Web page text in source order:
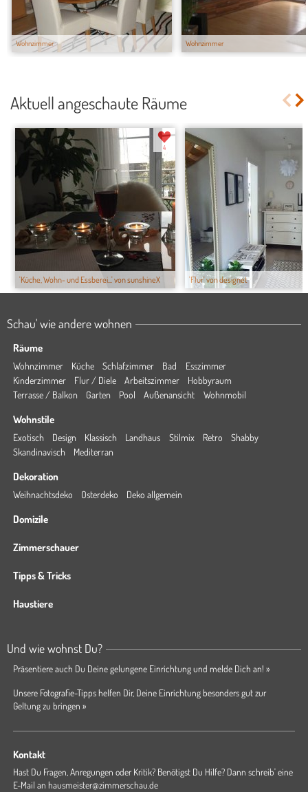
Wohnzimmer Wohnzimmer
Aktuell angeschaute Räume
'Küche, Wohn- und Essberei...' von sunshineX
4
'Flur' von designet
Schau' wie andere wohnen
Räume
Wohnzimmer Küche Schlafzimmer Bad
Esszimmer
Kinderzimmer
Flur / Diele Arbeitszimmer
Hobbyraum
Terrasse / Balkon
Garten Pool Außenansicht Wohnmobil
Wohnstile
Exotisch Design Klassisch Landhaus Stilmix Retro
Shabby
Skandinavisch
Mediterran
Dekoration
Weihnachtsdeko Osterdeko Deko allgemein
Domizile
Zimmerschauer
Tipps & Tricks
Haustiere
Und wie wohnst Du?
Präsentiere auch Du Deine gelungene Einrichtung und melde Dich an! »
Unsere Fotografie-Tipps helfen Dir, Deine Einrichtung besonders gut zur
Geltung zu bringen »
Kontakt
Hast Du Fragen, Anregungen oder Kritik? Benötigst Du Hilfe? Dann schreib' eine
E-Mail an hausmeister@zimmerschau.de